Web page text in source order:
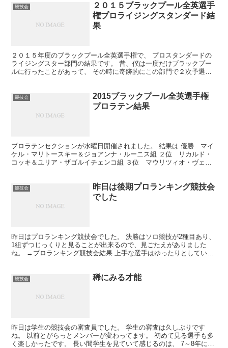
競技会
２０１５ブラックプール全英選手
権プロライジングスタンダード結
果
２０１５年度のブラックプール全英選手権で、 プロスタンダードの
ライジングスター部門の結果です。 昔、僕は一度だけブラックプー
ルに行ったことがあって、 その時に奇跡的にこの部門で２次予選に
競技会
2015ブラックプール全英選手権
プロラテン結果
プロラテンセクションが水曜日開催されました。 結果は 優勝 マイ
ケル・マリトースキー＆ジョアンナ・ルーニス組 ２位 リカルド・
コッキ＆ユリア・ザゴルイチェンコ組 ３位 マウリツィオ・ヴェス
競技会
昨日は後期プロランキング競技会
でした
昨日はプロランキング競技会でした。 決勝はソロ競技が2種目あり、
1組ずつじっくりと見ることが出来るので、見ごたえがありました
ね。 →プロランキング競技会結果 上手な選手はゆったりとしていま
競技会 稀にみる才能
昨日は学生の競技会の審査員でした。 学生の審査は久しぶりです
ね。 以前とがらっとメンバーが変わってます。 初めて見る選手も多
く楽しかったです。 長い間学生を見ていて感じるのは、 7～8年に一